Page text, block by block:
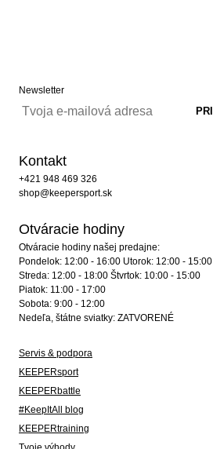
Newsletter
Kontakt
+421 948 469 326
shop@keepersport.sk
Otváracie hodiny
Otváracie hodiny našej predajne:
Pondelok: 12:00 - 16:00 Utorok: 12:00 - 15:00
Streda: 12:00 - 18:00 Štvrtok: 10:00 - 15:00
Piatok: 11:00 - 17:00
Sobota: 9:00 - 12:00
Nedeľa, štátne sviatky: ZATVORENÉ
Servis & podpora
KEEPERsport
KEEPERbattle
#KeepItAll blog
KEEPERtraining